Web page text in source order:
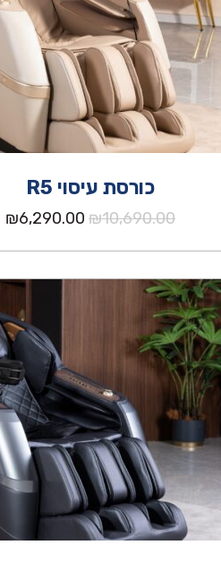
כורסת עיסוי R5
₪10,690.00
המחיר
היה:
₪10,690.00.
₪6,290.00